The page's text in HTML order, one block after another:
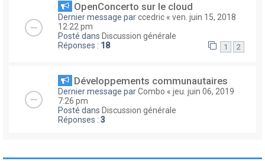
OpenConcerto sur le cloud
Dernier message parccedric « ven. juin 15, 2018
12:22 pm
Posté dans Discussion générale
Réponses : 18 1 2
Développements communautaires
Dernier message parCombo « jeu. juin 06, 2019
7:26 pm
Posté dans Discussion générale
Réponses : 3